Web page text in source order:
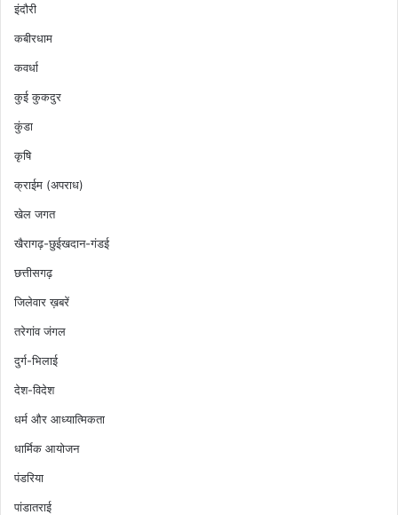
इंदौरी
कबीरधाम
कवर्धा
कुई कुकदुर
कुंडा
कृषि
क्राईम (अपराध)
खेल जगत
खैरागढ़-छुईखदान-गंडई
छत्तीसगढ़
जिलेवार ख़बरें
तरेगांव जंगल
दुर्ग-भिलाई
देश-विदेश
धर्म और आध्यात्मिकता
धार्मिक आयोजन
पंडरिया
पांडातराई